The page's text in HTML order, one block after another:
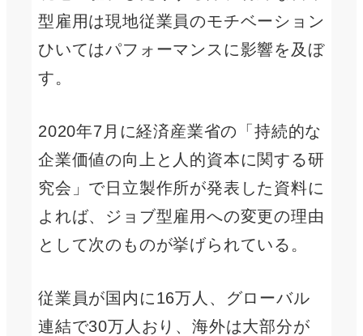
型雇用は現地従業員のモチベーション
ひいてはパフォーマンスに影響を及ぼ
す。
2020年7月に経済産業省の「持続的な
企業価値の向上と人的資本に関する研
究会」で日立製作所が発表した資料に
よれば、ジョブ型雇用への変更の理由
として次のものが挙げられている。
従業員が国内に16万人、グローバル
連結で30万人おり、海外は大部分が